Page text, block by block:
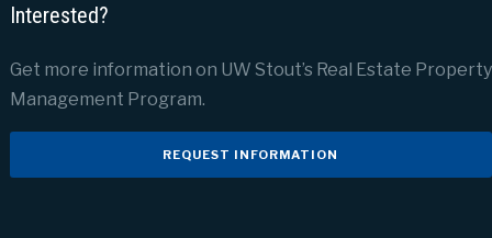
Interested?
Get more information on UW Stout’s Real Estate Property
Management Program.
REQUEST INFORMATION